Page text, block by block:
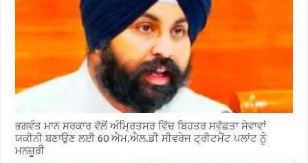
ਭਗਵੰਤ ਮਾਨ ਸਰਕਾਰ ਵੱਲੋਂ ਅੰਮ੍ਰਿਤਸਰ ਵਿੱਚ ਬਿਹਤਰ ਸਵੱਛਤਾ ਸੇਵਾਵਾਂ
ਯਕੀਨੀ ਬਣਾਉਣ ਲਈ 60 ਐਮ.ਐਲ.ਡੀ ਸੀਵਰੇਜ ਟ੍ਰੀਟਮੈਂਟ ਪਲਾਂਟ ਨੂੰ
ਮਨਜ਼ੂਰੀ